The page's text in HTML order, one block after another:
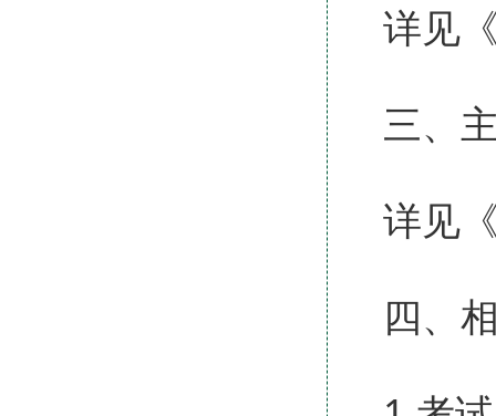
详见
三、
详见
四、